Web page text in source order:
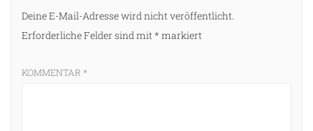
Deine E-Mail-Adresse wird nicht veröffentlicht.
Erforderliche Felder sind mit * markiert
KOMMENTAR *